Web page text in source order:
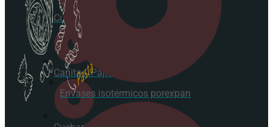
Cubertería
Cañitas/Pajitas
Envases isotérmicos porexpan